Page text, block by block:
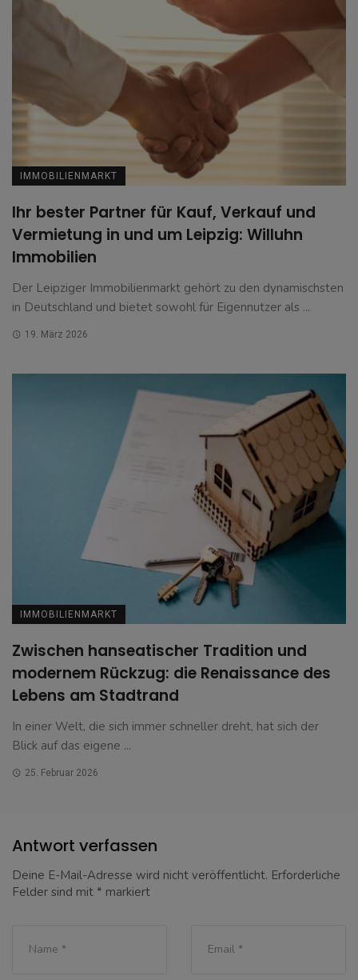
IMMOBILIENMARKT
Ihr bester Partner für Kauf, Verkauf und
Vermietung in und um Leipzig: Willuhn
Immobilien
Der Leipziger Immobilienmarkt gehört zu den dynamischsten
in Deutschland und bietet sowohl für Eigennutzer als ...
19. März 2026
IMMOBILIENMARKT
Zwischen hanseatischer Tradition und
modernem Rückzug: die Renaissance des
Lebens am Stadtrand
In einer Welt, die sich immer schneller dreht, hat sich der
Blick auf das eigene ...
25. Februar 2026
Antwort verfassen
Deine E-Mail-Adresse wird nicht veröffentlicht. Erforderliche
Felder sind mit * markiert